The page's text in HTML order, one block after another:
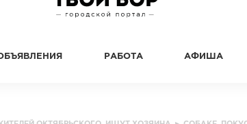
РАБОТА АФИША